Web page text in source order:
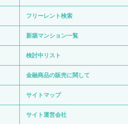
フリーレント検索
新築マンション一覧
検討中リスト
金融商品の販売に関して
サイトマップ
サイト運営会社